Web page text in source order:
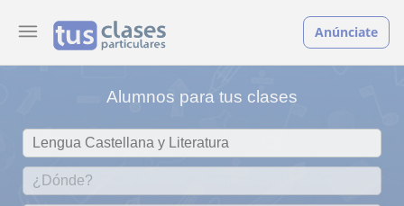
Anúnciate
Alumnos para tus clases